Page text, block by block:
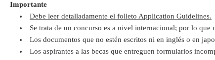
Importante
Debe leer detalladamente el folleto Application Guidelines.
Se trata de un concurso es a nivel internacional; por lo
Los documentos que no estén escritos ni en inglés o en
Los aspirantes a las becas que entreguen formularios